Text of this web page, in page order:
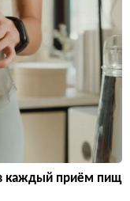
каждый приём пищ